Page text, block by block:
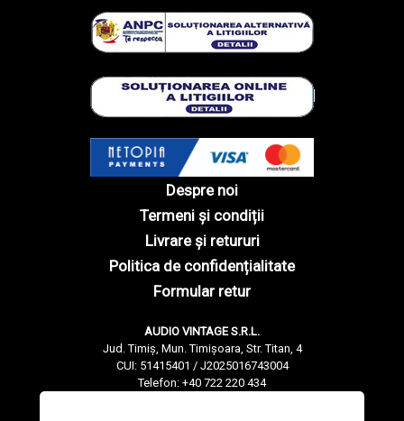
Despre noi
Termeni și condiții
Livrare și retururi
Politica de confidențialitate
Formular retur
AUDIO VINTAGE S.R.L.
Jud. Timiș, Mun. Timișoara, Str. Titan, 4
CUI: 51415401 / J2025016743004
Telefon: +40 722 220 434